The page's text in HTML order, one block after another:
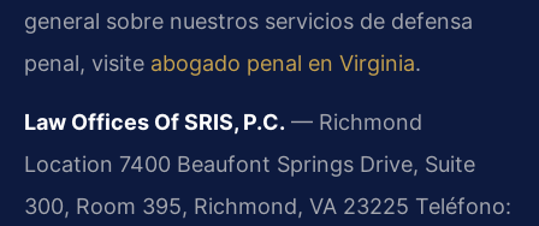
general sobre nuestros servicios de defensa
penal, visite abogado penal en Virginia.
Law Offices Of SRIS, P.C. — Richmond
Location 7400 Beaufont Springs Drive, Suite
300, Room 395, Richmond, VA 23225 Teléfono: